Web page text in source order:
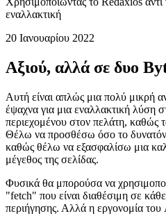
Ελαφριά εναλλακτική
εναλλακτική
Αξιού, αλλά σε δυο
Αυτή είναι απλώς μια πολύ μικρή
έψαχνα για μια εναλλακτική λύση
Θέλω να προσθέσω όσο το δυνατόν
καθώς θέλω να εξασφαλίσω μια
μέγεθος της σελίδας.